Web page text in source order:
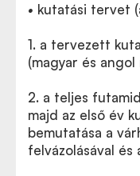
• kutatási tervet
1. a tervezett
(magyar és
2. a teljes
majd az első év
bemutatása a
felvázolásával